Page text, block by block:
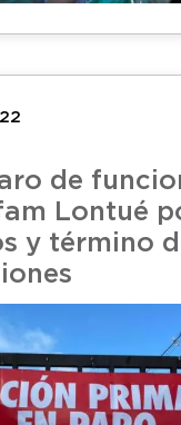
de
Lontué
y término